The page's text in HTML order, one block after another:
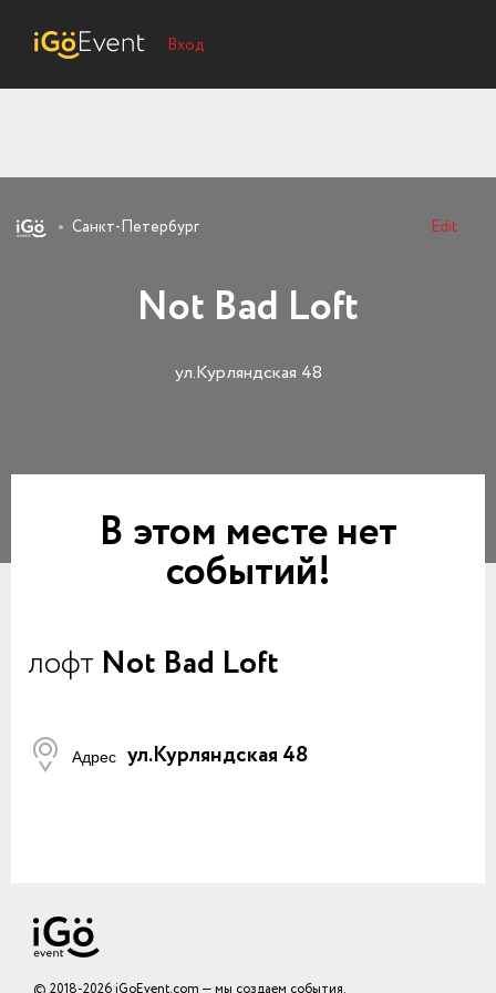
Вход
Санкт-Петербург Edit
Not Bad Loft
ул.Курляндская 48
В этом месте нет
событий!
лофт Not Bad Loft
Адрес ул.Курляндская 48
© 2018-2026 iGoEvent.com — мы создаем события.